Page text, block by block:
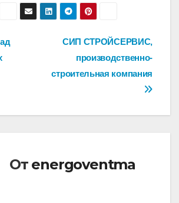
СИП СТРОЙСЕРВИС,
производственно-
строительная компания
От energoventma